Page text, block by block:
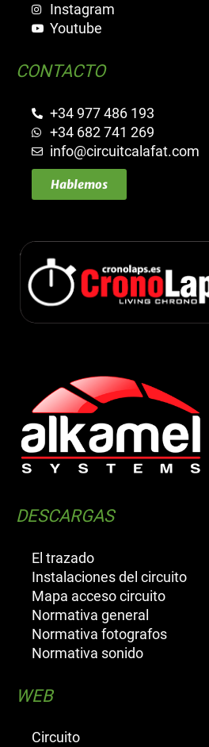
Instagram
Youtube
CONTACTO
+34 977 486 193
+34 682 741 269
info@circuitcalafat.com
Hablemos
DESCARGAS
El trazado
Instalaciones del circuito
Mapa acceso circuito
Normativa general
Normativa fotografos
Normativa sonido
WEB
Circuito